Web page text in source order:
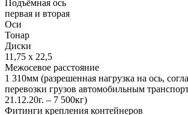
Подъёмная ось
первая и вторая
Оси
Тонар
Диски
11,75 х 22,5
Межосевое расстояние
1 310мм (разрешенная нагрузка на ось,
перевозки грузов автомобильным
21.12.20г. – 7 500кг)
Фитинги крепления контейнеров